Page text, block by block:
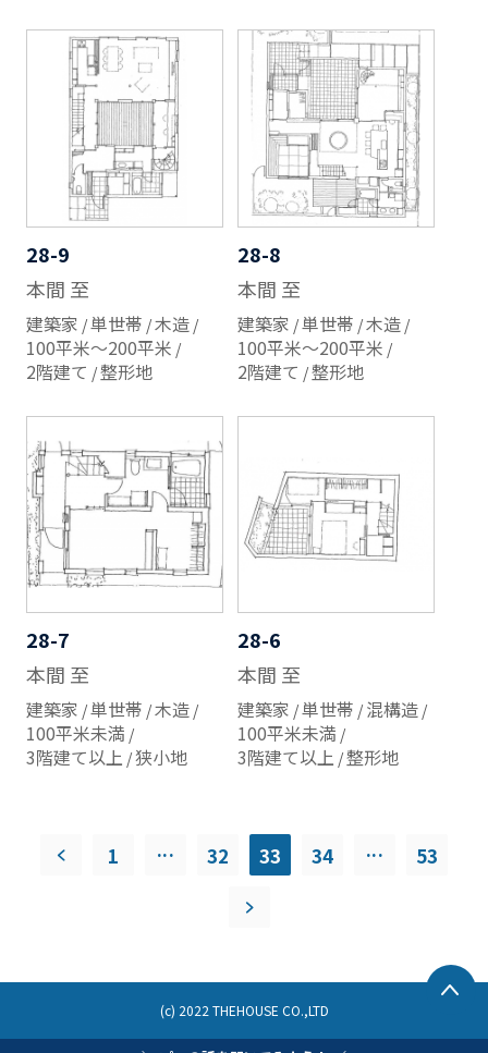
28-9
本間 至
建築家 単世帯 木造
100平米～200平米
2階建て 整形地
28-8
本間 至
建築家 単世帯 木造
100平米～200平米
2階建て 整形地
28-7
本間 至
建築家 単世帯 木造
100平米未満
3階建て以上 狭小地
28-6
本間 至
建築家 単世帯 混構造
100平米未満
3階建て以上 整形地
1 ... 32 33 34 ... 53
(c) 2022 THEHOUSE CO.,LTD